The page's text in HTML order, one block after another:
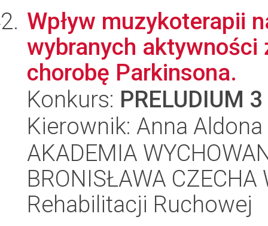
Wpływ muzykoterapii
wybranych aktywności
chorobę Parkinsona.
Konkurs: PRELUDIUM 3
Kierownik: Anna
AKADEMIA
BRONISŁAWA CZECHA
Rehabilitacji Ruchowej